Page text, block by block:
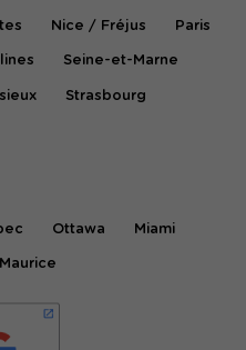
Nice / Fréjus Paris
Seine-et-Marne
Strasbourg
Ottawa Miami
Maurice